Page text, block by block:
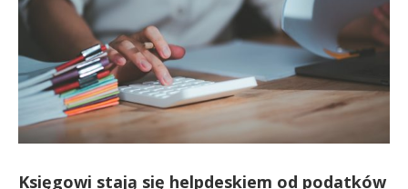
Księgowi stają się helpdeskiem od podatków